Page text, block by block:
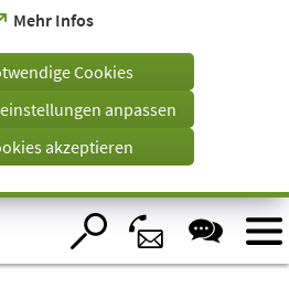
Mehr Infos
Cookies
anpassen
akzeptieren